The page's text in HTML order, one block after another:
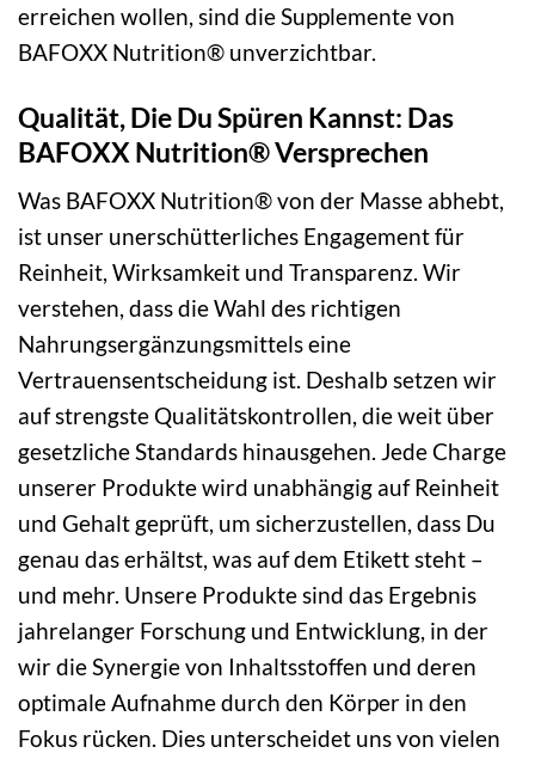
erreichen wollen, sind die Supplemente von
BAFOXX Nutrition® unverzichtbar.
Qualität, Die Du Spüren Kannst: Das
BAFOXX Nutrition® Versprechen
Was BAFOXX Nutrition® von der Masse abhebt,
ist unser unerschütterliches Engagement für
Reinheit, Wirksamkeit und Transparenz. Wir
verstehen, dass die Wahl des richtigen
Nahrungsergänzungsmittels eine
Vertrauensentscheidung ist. Deshalb setzen wir
auf strengste Qualitätskontrollen, die weit über
gesetzliche Standards hinausgehen. Jede Charge
unserer Produkte wird unabhängig auf Reinheit
und Gehalt geprüft, um sicherzustellen, dass Du
genau das erhältst, was auf dem Etikett steht –
und mehr. Unsere Produkte sind das Ergebnis
jahrelanger Forschung und Entwicklung, in der
wir die Synergie von Inhaltsstoffen und deren
optimale Aufnahme durch den Körper in den
Fokus rücken. Dies unterscheidet uns von vielen